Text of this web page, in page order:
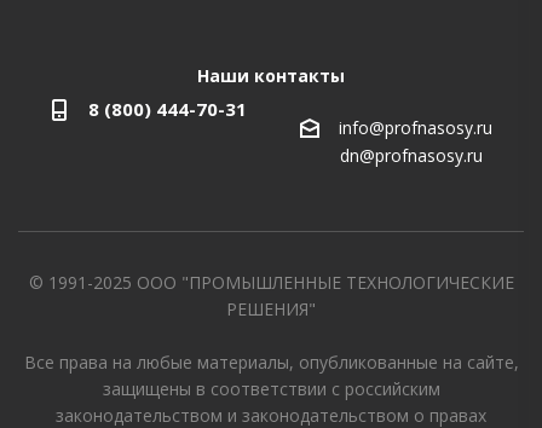
Наши контакты
8 (800) 444-70-31
info@profnasosy.ru
dn@profnasosy.ru
© 1991-2025 ООО "ПРОМЫШЛЕННЫЕ ТЕХНОЛОГИЧЕСКИЕ
РЕШЕНИЯ"
Все права на любые материалы, опубликованные на сайте,
защищены в соответствии с российским
законодательством и законодательством о правах